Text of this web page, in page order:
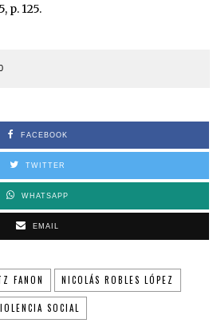
p. 125.
FACEBOOK
TWITTER
WHATSAPP
EMAIL
FANON NICOLÁS ROBLES LÓPEZ
SOCIAL